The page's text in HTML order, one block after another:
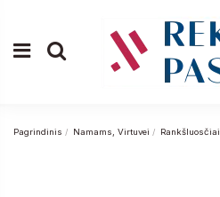
Pagrindinis Namams, Virtuvei Rankšluosčiai